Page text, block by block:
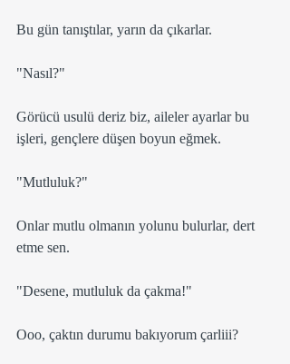
Bu gün tanıştılar, yarın da çıkarlar.
"Nasıl?"
Görücü usulü deriz biz, aileler ayarlar bu
işleri, gençlere düşen boyun eğmek.
"Mutluluk?"
Onlar mutlu olmanın yolunu bulurlar, dert
etme sen.
"Desene, mutluluk da çakma!"
Ooo, çaktın durumu bakıyorum çarliii?